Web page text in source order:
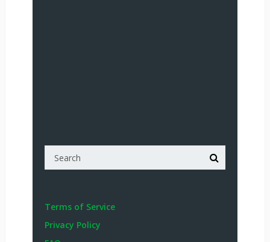
Terms of Service
Privacy Policy